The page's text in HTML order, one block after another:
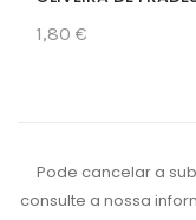
1,80 €
Pode cancelar a
consulte a nossa